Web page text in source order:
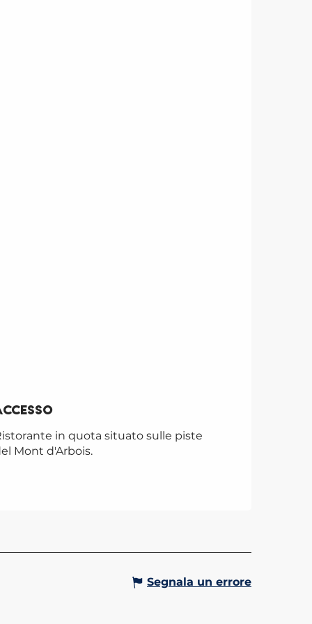
in quota situato sulle piste
Mont d'Arbois.
Segnala un errore